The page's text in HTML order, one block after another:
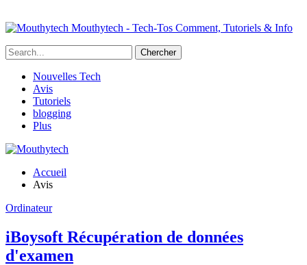
Mouthytech - Tech-Tos Comment, Tutoriels & Info
Nouvelles Tech
Avis
Tutoriels
blogging
Plus
Accueil
Avis
Ordinateur
iBoysoft Récupération de données
d'examen